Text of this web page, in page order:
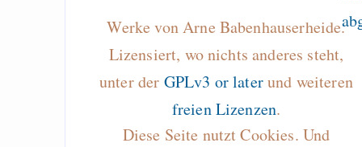
Werke von Arne Babenhauserheide.
Lizensiert, wo nichts anderes steht,
unter der GPLv3 or laterund weiteren
freien Lizenzen.
Diese Seite nutzt Cookies. Und
programming to
EU sovereignty
Es gibt Fakten
Measured
Graben-Neudorf,
West Germany